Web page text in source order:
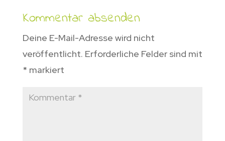
Kommentar absenden
Deine E-Mail-Adresse wird nicht
veröffentlicht. Erforderliche Felder sind mit
* markiert